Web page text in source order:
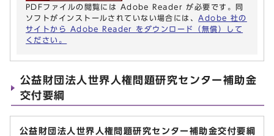
PDFファイルの閲覧には Adobe Reader が必要です。同
ソフトがインストールされていない場合には、 Adobe 社の
サイトから Adobe Reader をダウンロード（無償）して
ください。
公益財団法人世界人権問題研究センター補助金
交付要綱
公益財団法人世界人権問題研究センター補助金交付要綱